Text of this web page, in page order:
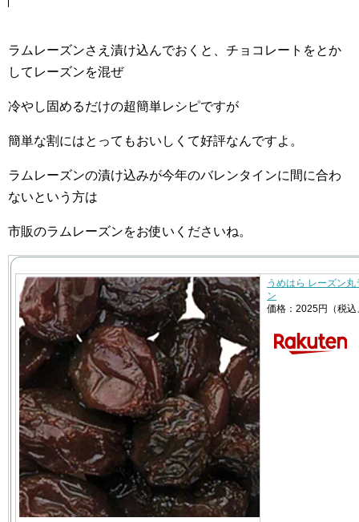
ラムレーズンさえ漬け込んでおくと、チョコレートをとか
してレーズンを混ぜ
冷やし固めるだけの超簡単レシピですが
簡単な割にはとってもおいしくて好評なんですよ。
ラムレーズンの漬け込みが今年のバレンタインに間に合わ
ないという方は
市販のラムレーズンをお使いくださいね。
うめはら レーズン
ン
価格：2025円（税込